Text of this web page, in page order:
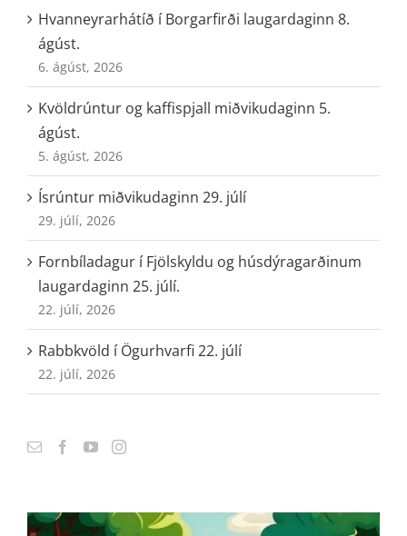
View
Hvanneyrarhátíð í Borgarfirði laugardaginn 8.
ágúst.
6. ágúst, 2026
Kvöldrúntur og kaffispjall miðvikudaginn 5.
ágúst.
5. ágúst, 2026
Ísrúntur miðvikudaginn 29. júlí
29. júlí, 2026
Fornbíladagur í Fjölskyldu og húsdýragarðinum
laugardaginn 25. júlí.
22. júlí, 2026
Rabbkvöld í Ögurhvarfi 22. júlí
22. júlí, 2026